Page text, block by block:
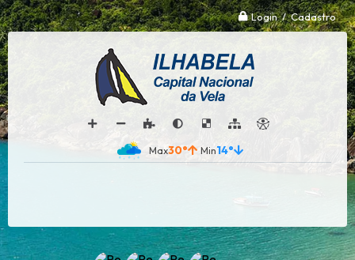
Login / Cadastro
30° 14°